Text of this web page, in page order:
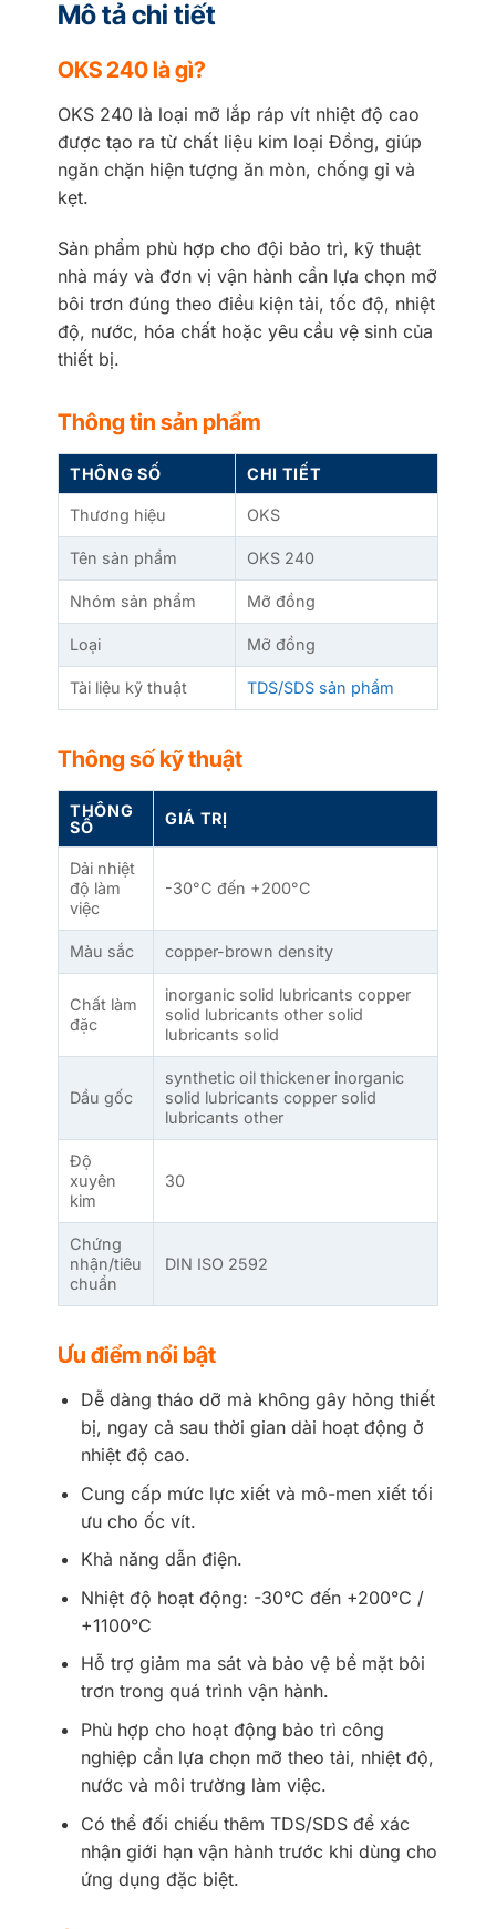
Mô tả chi tiết
OKS 240 là gì?
OKS 240 là loại mỡ lắp ráp vít nhiệt độ cao
được tạo ra từ chất liệu kim loại Đồng, giúp
ngăn chặn hiện tượng ăn mòn, chống gỉ và
kẹt.
Sản phẩm phù hợp cho đội bảo trì, kỹ thuật
nhà máy và đơn vị vận hành cần lựa chọn mỡ
bôi trơn đúng theo điều kiện tải, tốc độ, nhiệt
độ, nước, hóa chất hoặc yêu cầu vệ sinh của
thiết bị.
Thông tin sản phẩm
THÔNG SỐ CHI TIẾT
Thương hiệu OKS
Tên sản phẩm OKS 240
Nhóm sản phẩm Mỡ đồng
Loại Mỡ đồng
Tài liệu kỹ thuật TDS/SDS sản phẩm
Thông số kỹ thuật
THÔNG
SỐ
GIÁ TRỊ
Dải nhiệt
độ làm
việc
-30°C đến +200°C
Màu sắc copper-brown density
Chất làm
đặc
inorganic solid lubricants copper
solid lubricants other solid
lubricants solid
Dầu gốc
synthetic oil thickener inorganic
solid lubricants copper solid
lubricants other
Độ
xuyên
kim
30
Chứng
nhận/tiêu
chuẩn
DIN ISO 2592
Ưu điểm nổi bật
Dễ dàng tháo dỡ mà không gây hỏng thiết
bị, ngay cả sau thời gian dài hoạt động ở
nhiệt độ cao.
Cung cấp mức lực xiết và mô-men xiết tối
ưu cho ốc vít.
Khả năng dẫn điện.
Nhiệt độ hoạt động: -30°C đến +200°C /
+1100°C
Hỗ trợ giảm ma sát và bảo vệ bề mặt bôi
trơn trong quá trình vận hành.
Phù hợp cho hoạt động bảo trì công
nghiệp cần lựa chọn mỡ theo tải, nhiệt độ,
nước và môi trường làm việc.
Có thể đối chiếu thêm TDS/SDS để xác
nhận giới hạn vận hành trước khi dùng cho
ứng dụng đặc biệt.